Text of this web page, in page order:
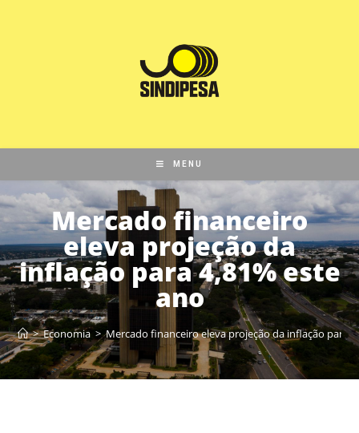
MENU
Mercado financeiro
eleva projeção da
inflação para 4,81% este
ano
> Economia > Mercado financeiro eleva projeção da inflação para